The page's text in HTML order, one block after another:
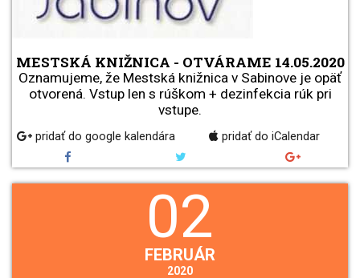
MESTSKÁ KNIŽNICA - OTVÁRAME 14.05.2020
Oznamujeme, že Mestská knižnica v Sabinove je opäť
otvorená. Vstup len s rúškom + dezinfekcia rúk pri
vstupe.
pridať do google kalendára pridať do iCalendar
02
FEBRUÁR
2020